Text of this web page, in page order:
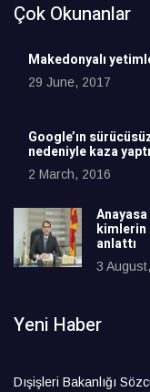
Çok Okunanlar
Makedonyalı
29 June, 2017
Google’ın
nedeniyle kaza yaptı
2 March, 2016
kimlerin
anlattı
3
Yeni Haber
Dışişleri Bakanlığı